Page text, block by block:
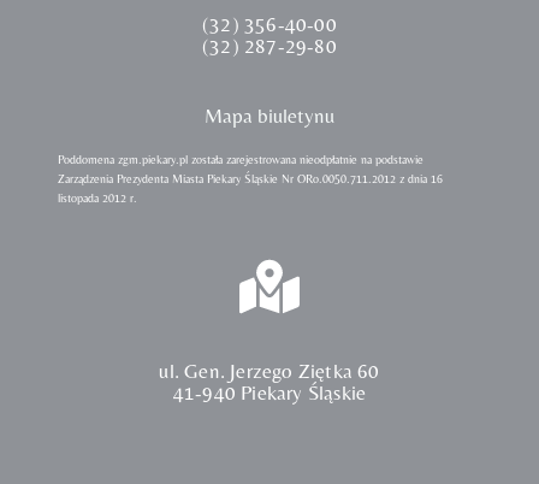
(32) 356-40-00
(32) 287-29-80
Mapa biuletynu
Poddomena zgm.piekary.pl została zarejestrowana nieodpłatnie na podstawie
Zarządzenia Prezydenta Miasta Piekary Śląskie Nr ORo.0050.711.2012 z dnia 16
listopada 2012 r.
ul. Gen. Jerzego Ziętka 60
41-940 Piekary Śląskie